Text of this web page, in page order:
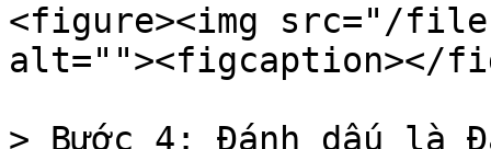
<figure><img src="/
alt=""><figcaption></
> Bước 4: Đánh dấu là